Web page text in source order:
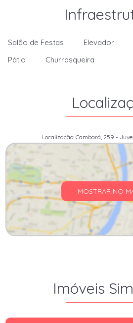
Salão de Festas Elevador
Pátio
Churrasqueira
Localização: Cambará, 259 -
MOSTRAR NO
Imóveis